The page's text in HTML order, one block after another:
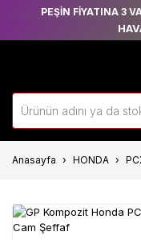
PEŞİN FİYATINA 3
Anasayfa HONDA